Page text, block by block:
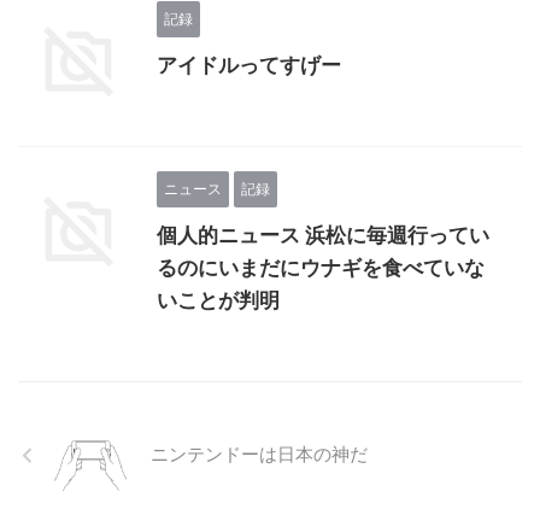
記録
アイドルってすげー
ニュース 記録
個人的ニュース 浜松に毎週行ってい
るのにいまだにウナギを食べていな
いことが判明
ニンテンドーは日本の神だ